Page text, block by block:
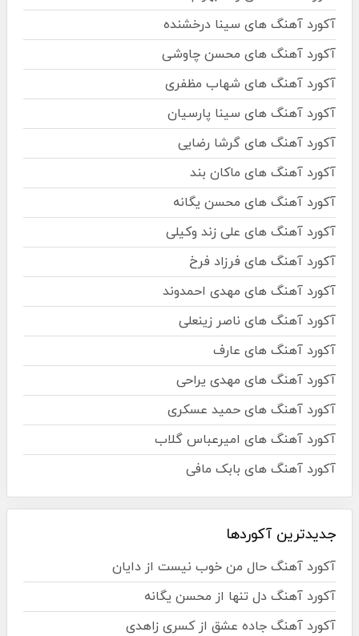
آکورد آهنگ های سینا درخشنده
آکورد آهنگ های محسن چاوشی
آکورد آهنگ های شهاب مظفری
آکورد آهنگ های سینا پارسیان
آکورد آهنگ های گرشا رضایی
آکورد آهنگ های ماکان بند
آکورد آهنگ های محسن یگانه
آکورد آهنگ های علی زند وکیلی
آکورد آهنگ های فرزاد فرخ
آکورد آهنگ های مهدی احمدوند
آکورد آهنگ های ناصر زینعلی
آکورد آهنگ های عارف
آکورد آهنگ های مهدی یراحی
آکورد آهنگ های حمید عسکری
آکورد آهنگ های امیرعباس گلاب
آکورد آهنگ های بابک مافی
جدیدترین آکوردها
آکورد آهنگ حال من خوب نیست از دایان
آکورد آهنگ دل تنها از محسن یگانه
آکورد آهنگ جاده عشق از کسری زاهدی